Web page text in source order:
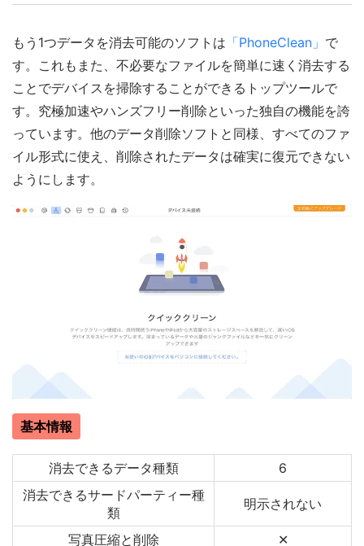
もう1つデータを消去可能のソフトは 「PhoneClean」 で
す。これもまた、不必要なファイルを簡単に速く消去する
ことでデバイスを掃除することができるトップツールで
す。究極加速やハンズフリー削除といった独自の機能を誇
っています。他のデータ削除ソフトと同様、すべてのファ
イル形式に使え、削除されたデータは確実に復元できない
ようにします。
基本情報
消去できるデータ種類
6
消去できるサードパーティー種
類
明示されない
写真圧縮と削除
✕